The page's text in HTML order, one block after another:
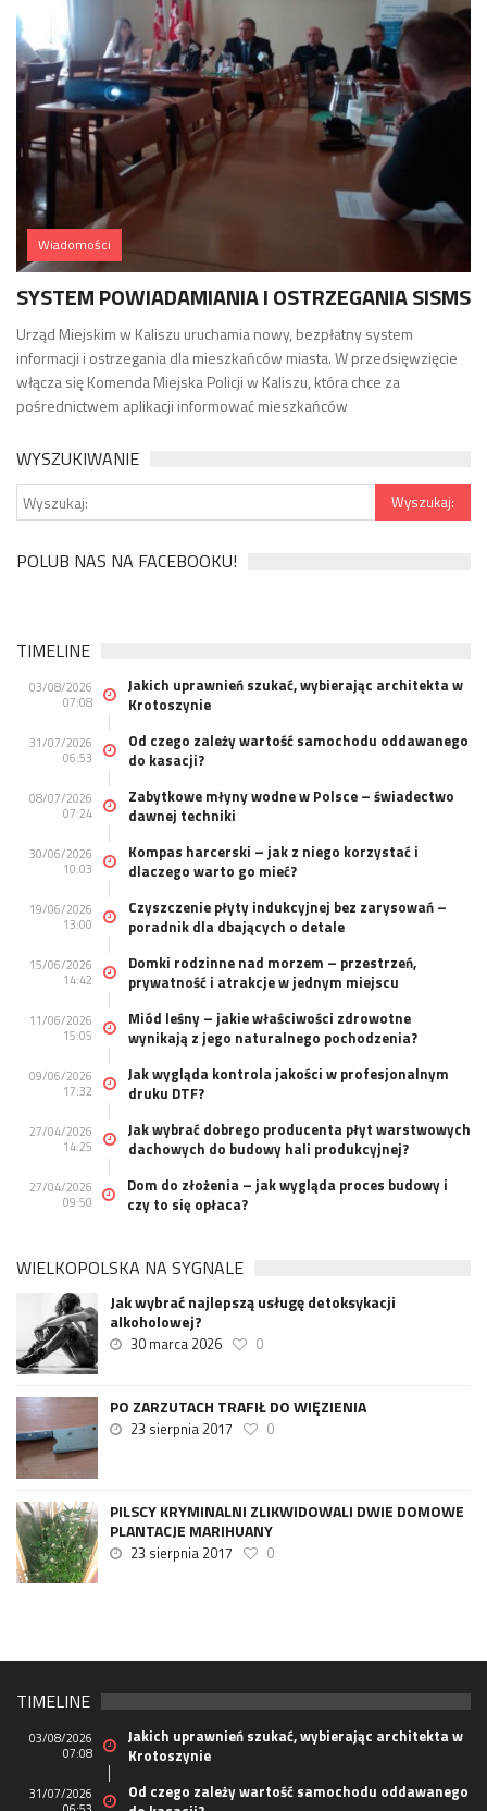
Wiadomości
SYSTEM POWIADAMIANIA I OSTRZEGANIA SISMS
Urząd Miejskim w Kaliszu uruchamia nowy, bezpłatny system
informacji i ostrzegania dla mieszkańców miasta. W przedsięwzięcie
włącza się Komenda Miejska Policji w Kaliszu, która chce za
pośrednictwem aplikacji informować mieszkańców
WYSZUKIWANIE
POLUB NAS NA FACEBOOKU!
TIMELINE
03/08/2026
07:08
Jakich uprawnień szukać, wybierając architekta w
Krotoszynie
31/07/2026
06:53
Od czego zależy wartość samochodu oddawanego
do kasacji?
08/07/2026
07:24
Zabytkowe młyny wodne w Polsce – świadectwo
dawnej techniki
30/06/2026
10:03
Kompas harcerski – jak z niego korzystać i
dlaczego warto go mieć?
19/06/2026
13:00
Czyszczenie płyty indukcyjnej bez zarysowań –
poradnik dla dbających o detale
15/06/2026
14:42
Domki rodzinne nad morzem – przestrzeń,
prywatność i atrakcje w jednym miejscu
11/06/2026
15:05
Miód leśny – jakie właściwości zdrowotne
wynikają z jego naturalnego pochodzenia?
09/06/2026
17:32
Jak wygląda kontrola jakości w profesjonalnym
druku DTF?
27/04/2026
14:25
Jak wybrać dobrego producenta płyt warstwowych
dachowych do budowy hali produkcyjnej?
27/04/2026
09:50
Dom do złożenia – jak wygląda proces budowy i
czy to się opłaca?
WIELKOPOLSKA NA SYGNALE
Jak wybrać najlepszą usługę detoksykacji
alkoholowej?
30 marca 2026 0
PO ZARZUTACH TRAFIŁ DO WIĘZIENIA
23 sierpnia 2017 0
PILSCY KRYMINALNI ZLIKWIDOWALI DWIE DOMOWE
PLANTACJE MARIHUANY
23 sierpnia 2017 0
TIMELINE
03/08/2026
07:08
Jakich uprawnień szukać, wybierając architekta w
Krotoszynie
31/07/2026
Od czego zależy wartość samochodu oddawanego